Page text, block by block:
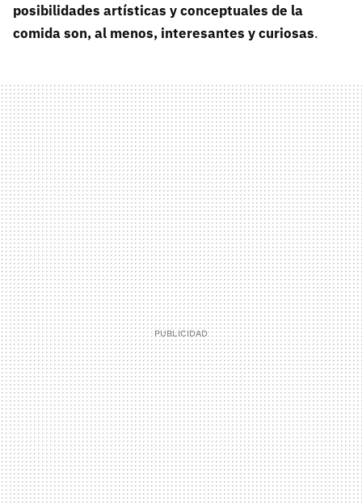
posibilidades artísticas y conceptuales de la
comida son, al menos, interesantes y curiosas.